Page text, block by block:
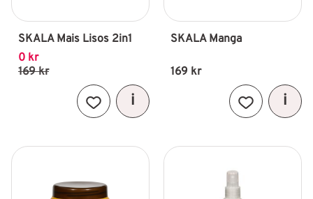
SKALA Mais Lisos 2in1
0 kr
169kr
Lägg till i favoriter
SKALA Manga
169 kr
Lägg till i